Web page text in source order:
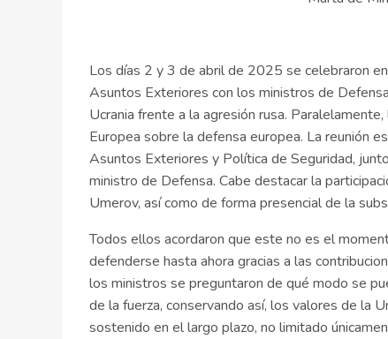
Los días 2 y 3 de abril de 2025 se celebraron
Asuntos Exteriores con los ministros de
Ucrania frente a la agresión rusa.
Europea sobre la defensa europea. La reunión
Asuntos Exteriores y Política de Seguridad,
ministro de Defensa. Cabe destacar la
Umerov, así como de forma presencial de la
Todos ellos acordaron que este no es el
defenderse hasta ahora gracias a las
los ministros se preguntaron de qué modo se
de la fuerza, conservando así, los valores de la
sostenido en el largo plazo, no limitado